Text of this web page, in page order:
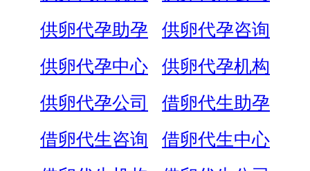
供卵代孕助孕
供卵代孕咨询
供卵代孕中心
供卵代孕机构
供卵代孕公司
借卵代生助孕
借卵代生咨询
借卵代生中心